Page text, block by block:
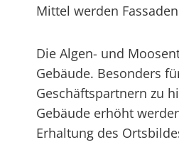
Mittel werden
Die Algen- und
Gebäude. Besonders
Geschäftspartnern zu
Gebäude erhöht
Erhaltung des